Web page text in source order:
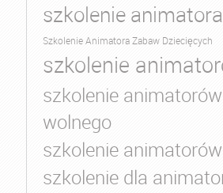
szkolenie
Szkolenie Animatora Zabaw Dziecięcych
szkolenie
szkolenie
wolnego
szkolenie
szkolenie dla